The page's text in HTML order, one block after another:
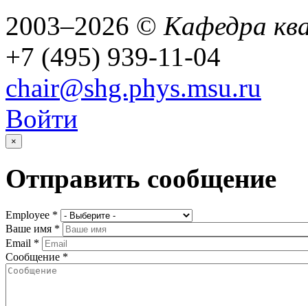
2003–2026 © Кафедра
+7 (495) 939-11-04
chair@shg.phys.msu.ru
Войти
×
Отправить сообщение
Еmployee *
Ваше имя *
Email *
Сообщение *